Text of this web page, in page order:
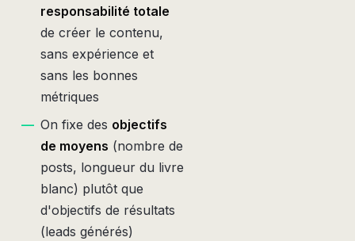
responsabilité totale
de créer le contenu,
sans expérience et
sans les bonnes
métriques
— On fixe des objectifs
de moyens (nombre de
posts, longueur du livre
blanc) plutôt que
d'objectifs de résultats
(leads générés)